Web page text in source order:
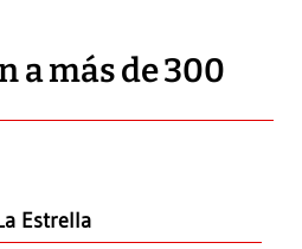
a más de 300
Estrella